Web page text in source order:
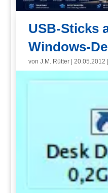
USB-Sticks
Windows-
vonJ.M. Rütter |20.05.2012